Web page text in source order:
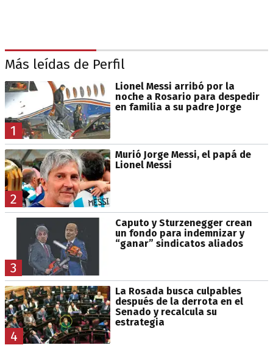
Más leídas de Perfil
1
Lionel Messi arribó por la
noche a Rosario para despedir
en familia a su padre Jorge
2
Murió Jorge Messi, el papá de
Lionel Messi
3
Caputo y Sturzenegger crean
un fondo para indemnizar y
“ganar” sindicatos aliados
4
La Rosada busca culpables
después de la derrota en el
Senado y recalcula su
estrategia